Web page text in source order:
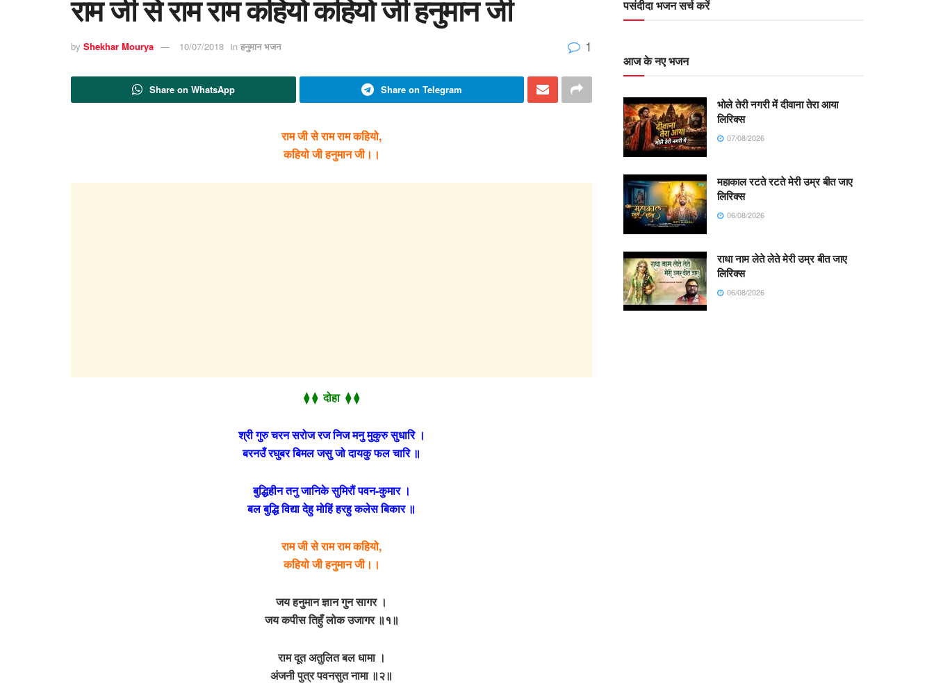
राम जी से राम राम कहियो कहियो जी हनुमान जी
by Shekhar Mourya 10/07/2018 in हनुमान भजन 1
Share on WhatsApp Share on Telegram
राम जी से राम राम कहियो,
कहियो जी हनुमान जी।।
⧫ ⧫ दोहा ⧫ ⧫
श्री गुरु चरन सरोज रज निज मनु मुकुरु सुधारि ।
बरनउँ रघुबर बिमल जसु जो दायकु फल चारि ॥
बुद्धिहीन तनु जानिके सुमिरौं पवन-कुमार ।
बल बुद्धि विद्या देहु मोहिं हरहु कलेस बिकार ॥
राम जी से राम राम कहियो,
कहियो जी हनुमान जी।।
जय हनुमान ज्ञान गुन सागर ।
जय कपीस तिहुँ लोक उजागर ॥१॥
राम दूत अतुलित बल धामा ।
अंजनी पुत्र पवनसुत नामा ॥२॥
पसंदीदा भजन सर्च करें
आज के नए भजन
भोले तेरी नगरी में दीवाना तेरा आया
लिरिक्स
07/08/2026
महाकाल रटते रटते मेरी उम्र बीत जाए
लिरिक्स
06/08/2026
राधा नाम लेते लेते मेरी उम्र बीत जाए
लिरिक्स
06/08/2026